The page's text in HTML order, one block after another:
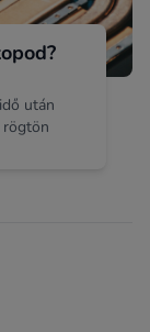
után
rögtön